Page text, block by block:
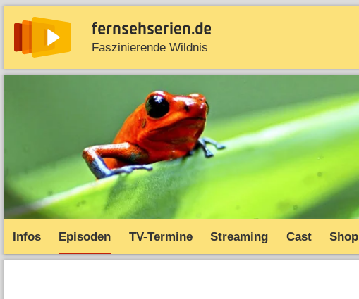
Faszinierende Wildnis
News Entdecken Streaming
Infos Episoden TV-Termine Streaming Cast Shop